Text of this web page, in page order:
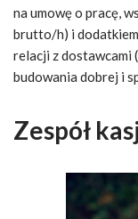
na umowę o pracę,
brutto/h) i
relacji z dostawcami
budowania dobrej i
Zespół